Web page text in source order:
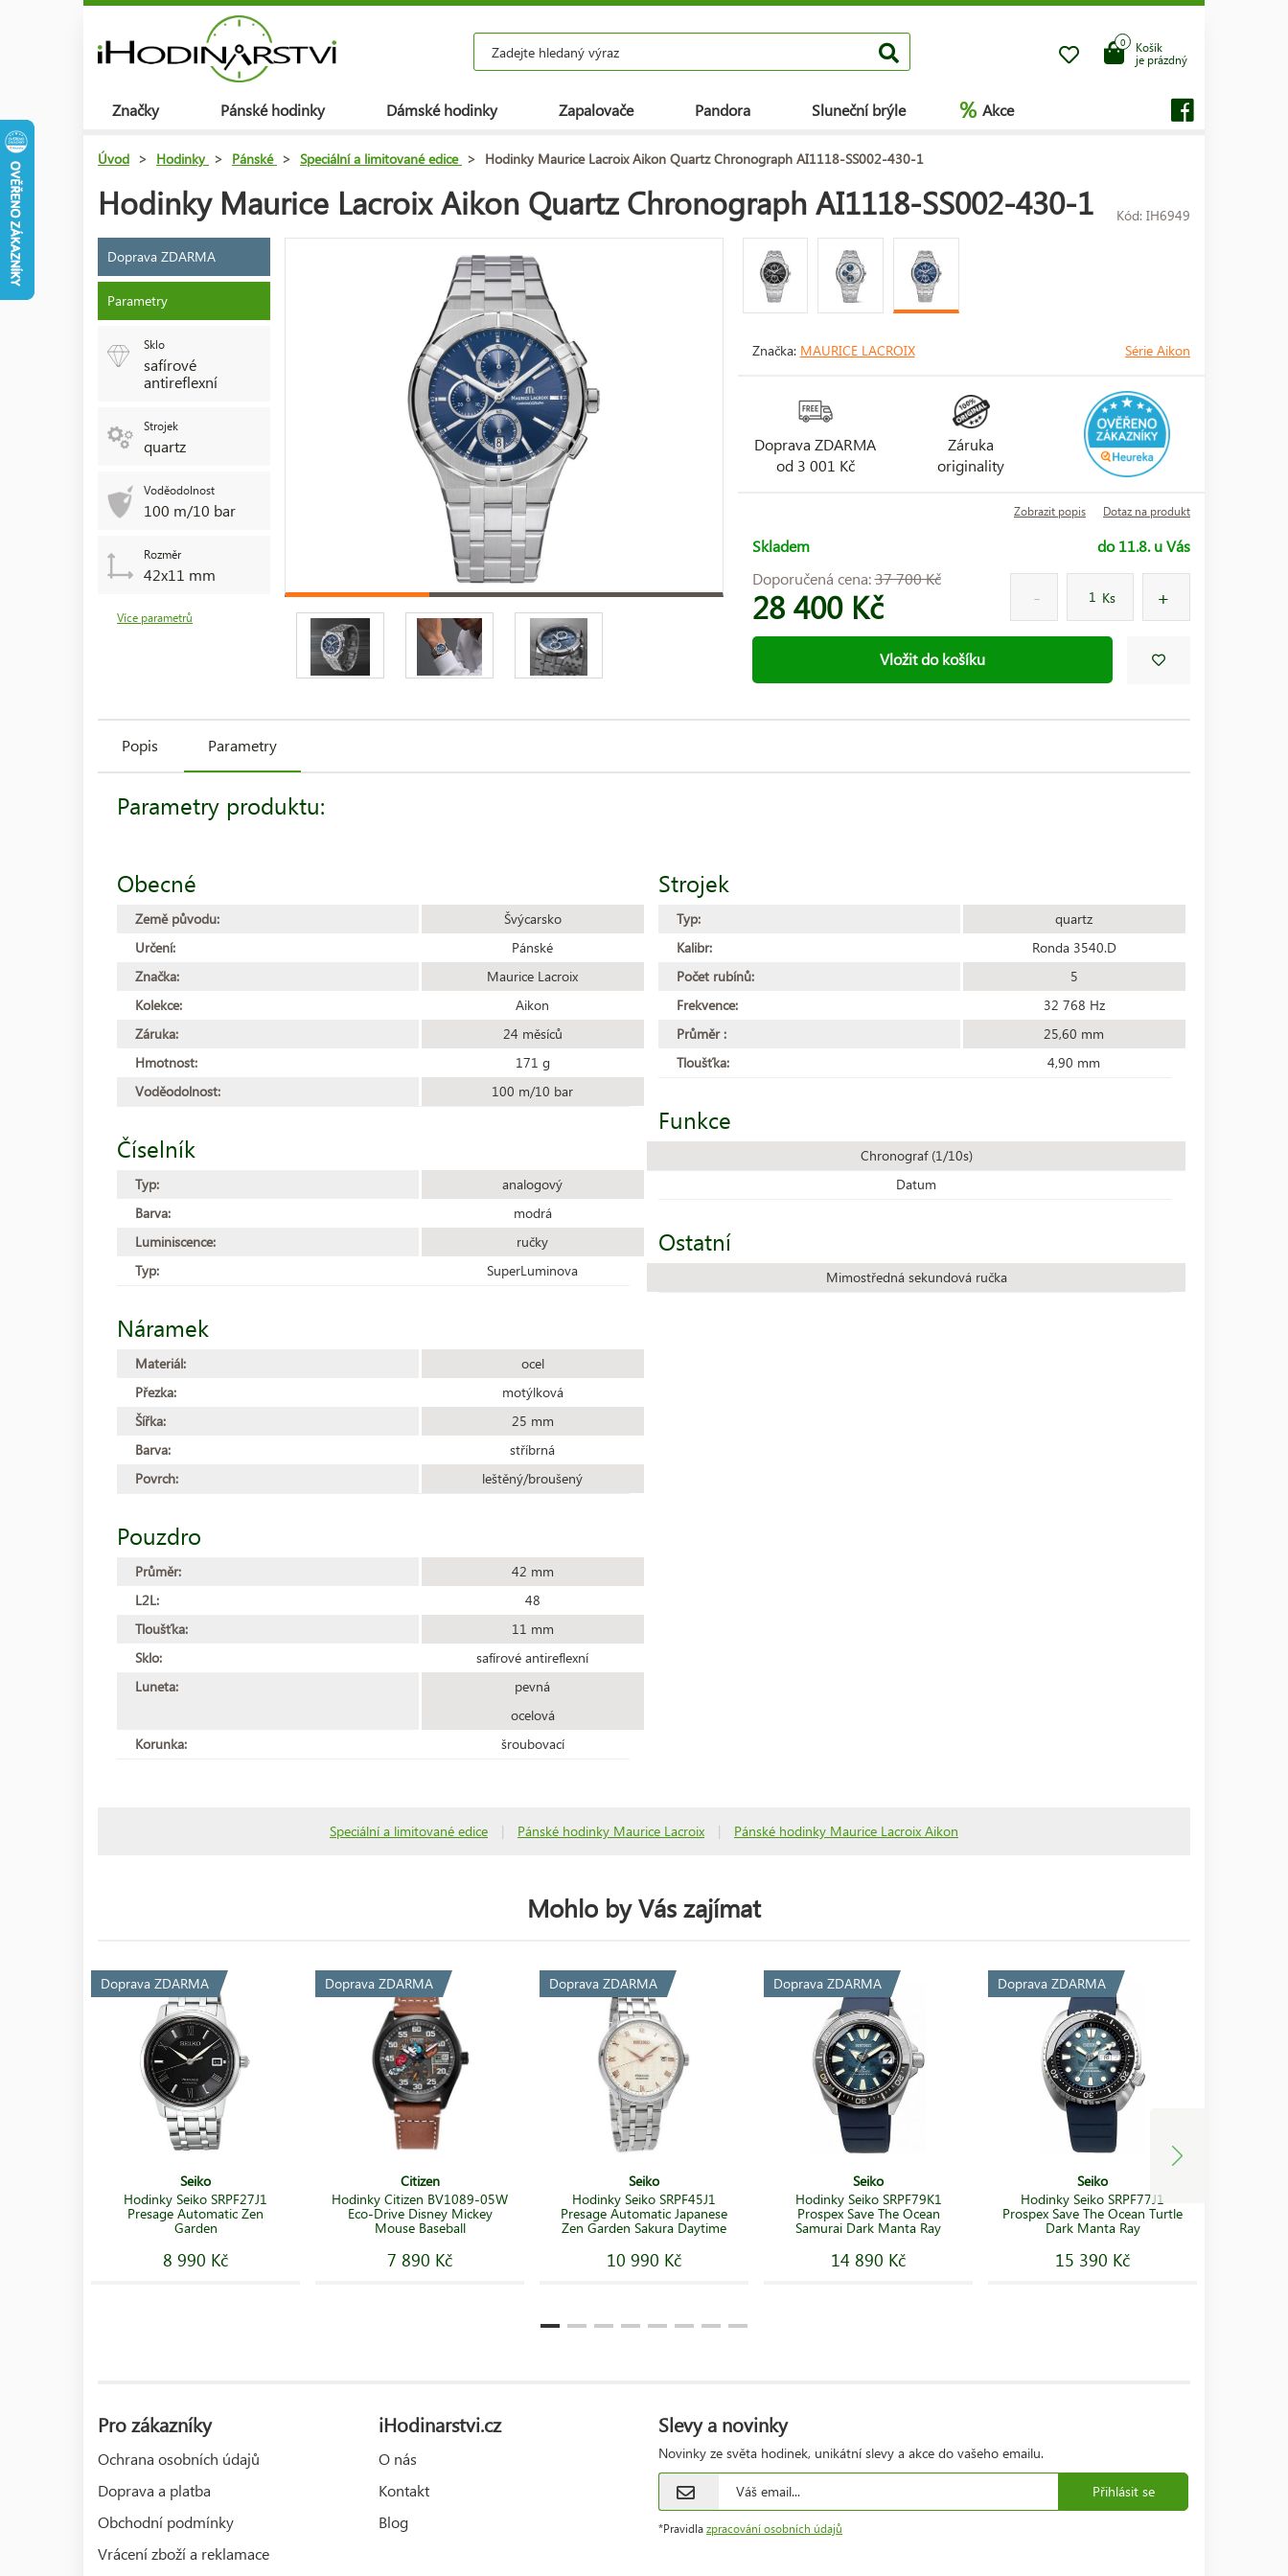
Košík
je prázdný
0
Značky Pánské hodinky Dámské hodinky Zapalovače Pandora Sluneční brýle % Akce
Úvod > Hodinky > Pánské > Speciální a limitované edice > Hodinky Maurice Lacroix Aikon Quartz Chronograph AI1118-SS002-430-1
Hodinky Maurice Lacroix Aikon Quartz Chronograph AI1118-SS002-430-1 Kód: IH6949
Doprava ZDARMA
Parametry
Sklo
safírové
antireflexní
Strojek
quartz
Voděodolnost
100 m/10 bar
Rozměr
42x11 mm
Více parametrů
Značka: MAURICE LACROIX Série Aikon
Doprava ZDARMA
od 3 001 Kč
Záruka
originality
Zobrazit popis Dotaz na produkt
Skladem
do 11.8. u Vás
Doporučená cena:37 700 Kč
28 400 Kč Ks
Vložit do košíku
Popis Parametry
Parametry produktu:
Obecné
Země původu:
Švýcarsko
Určení:
Pánské
Značka:
Maurice Lacroix
Kolekce:
Aikon
Záruka:
24 měsíců
Hmotnost:
171 g
Voděodolnost:
100 m/10 bar
Číselník
Typ:
analogový
Barva:
modrá
Luminiscence:
ručky
Typ:
SuperLuminova
Náramek
Materiál:
ocel
Přezka:
motýlková
Šířka:
25 mm
Barva:
stříbrná
Povrch:
leštěný/broušený
Pouzdro
Průměr:
42 mm
L2L:
48
Tloušťka:
11 mm
Sklo:
safírové antireflexní
Luneta:
pevná
ocelová
Korunka:
šroubovací
Strojek
Typ:
quartz
Kalibr:
Ronda 3540.D
Počet rubínů:
5
Frekvence:
32 768 Hz
Průměr :
25,60 mm
Tloušťka:
4,90 mm
Funkce
Chronograf (1/10s)
Datum
Ostatní
Mimostředná sekundová ručka
Speciální a limitované edice | Pánské hodinky Maurice Lacroix | Pánské hodinky Maurice Lacroix Aikon
Mohlo by Vás zajímat
Doprava ZDARMA
Seiko
Hodinky Seiko SRPF27J1
Presage Automatic Zen
Garden
8 990 Kč
Doprava ZDARMA
Citizen
Hodinky Citizen BV1089-05W
Eco-Drive Disney Mickey
Mouse Baseball
7 890 Kč
Doprava ZDARMA
Seiko
Hodinky Seiko SRPF45J1
Presage Automatic Japanese
Zen Garden Sakura Daytime
10 990 Kč
Doprava ZDARMA
Seiko
Hodinky Seiko SRPF79K1
Prospex Save The Ocean
Samurai Dark Manta Ray
14 890 Kč
Doprava ZDARMA
Seiko
Hodinky Seiko SRPF77J1
Prospex Save The Ocean Turtle
Dark Manta Ray
15 390 Kč
Pro zákazníky
Ochrana osobních údajů
Doprava a platba
Obchodní podmínky
Vrácení zboží a reklamace
iHodinarstvi.cz
O nás
Kontakt
Blog
Slevy a novinky
Novinky ze světa hodinek, unikátní slevy a akce do vašeho emailu.
Přihlásit se
*Pravidla zpracování osobních údajů